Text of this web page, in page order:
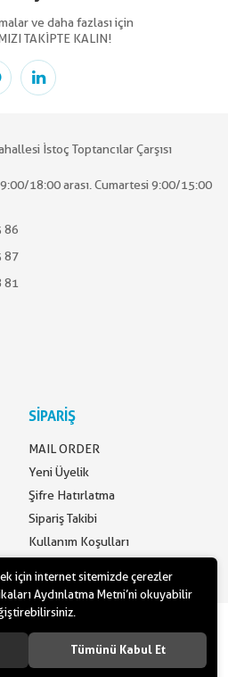
ve daha fazlası için
TAKİPTE KALIN!
İstoç Toptancılar Çarşısı
18:00 arası. Cumartesi 9:00/15:00
86
87
81
SİPARİŞ
MAIL ORDER
Yeni Üyelik
Şifre Hatırlatma
Sipariş Takibi
Kullanım Koşulları
- www.partidolu.com bir Pandoli Parti
Malzemeleri Tüm hakları saklıdır.
için internet sitemizde çerezler
Aydınlatma Metni’ni okuyabilir
Tümünü Kabul Et